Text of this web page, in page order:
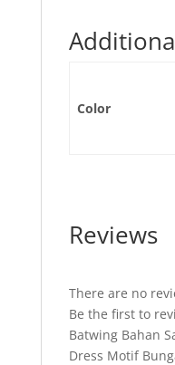
Color
Reviews
There are no
Be the first to
Batwing Bahan
Dress Motif